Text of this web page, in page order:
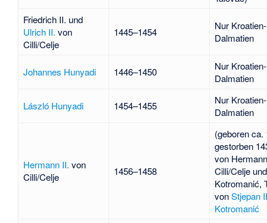
Friedrich II. und
Ulrich II. von
Cilli/Celje
1445–1454
Nur Kroatien-
Dalmatien
Johannes Hunyadi 1446–1450
Nur Kroatien-
Dalmatien
László Hunyadi 1454–1455
Nur Kroatien-
Dalmatien
Hermann II. von
Cilli/Celje
1456–1458
(geboren ca.
gestorben
von
Cilli/Celje
Kotromanić,
vonStjepan
Kotromanić